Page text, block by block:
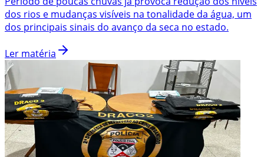
dos rios e mudanças visíveis na tonalidade da água, um
dos principais sinais do avanço da seca no estado.
Ler matéria